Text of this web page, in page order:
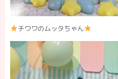
チワワのムッタちゃん